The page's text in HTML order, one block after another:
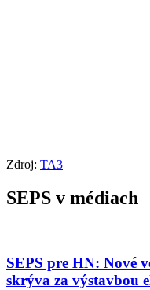
Zdroj: TA3
SEPS v médiach
SEPS pre HN: Nové
skrýva za výstavbou